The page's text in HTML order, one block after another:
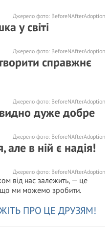
Джерело фото: BeforeNAfterAdoption
у світі
Джерело фото: BeforeNAfterAdoption
справжнє
Джерело фото: BeforeNAfterAdoption
дуже добре
Джерело фото: BeforeNAfterAdoption
але в ній є надія!
Джерело фото: BeforeNAfterAdoption
від нас залежить, — це
що ми можемо зробити.
ПРО ЦЕ ДРУЗЯМ!